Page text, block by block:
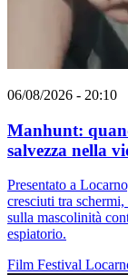
06/08/2026 - 20:10
Manhunt:
salvezza nella
Presentato a
cresciuti tra
sulla mascolinità
espiatorio.
Film Festival